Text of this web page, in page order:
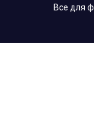
Все для